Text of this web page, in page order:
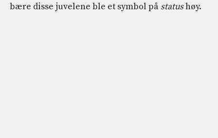
bære disse juvelene ble et symbol på statushøy.